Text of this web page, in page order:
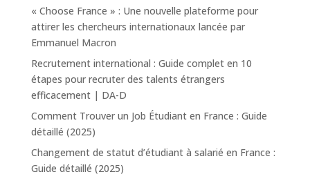
« Choose France » : Une nouvelle plateforme pour
attirer les chercheurs internationaux lancée par
Emmanuel Macron
Recrutement international : Guide complet en 10
étapes pour recruter des talents étrangers
efficacement | DA-D
Comment Trouver un Job Étudiant en France : Guide
détaillé (2025)
Changement de statut d’étudiant à salarié en France :
Guide détaillé (2025)